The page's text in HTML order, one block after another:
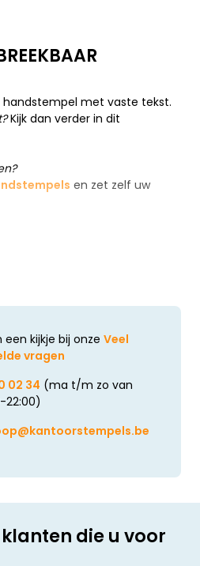
handstempel met vaste tekst.
Kijk dan verder in dit
en zet zelf uw
een kijkje bij onze Veel
vragen
02 34 (ma t/m zo van
22:00)
die u voor